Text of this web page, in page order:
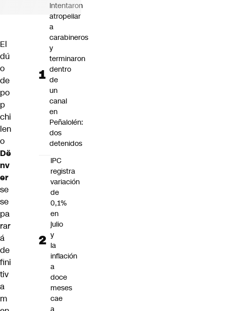
El
dú
o
de
po
p
chi
len
o
Dë
nv
er
se
se
pa
rar
á
de
fini
tiv
a
m
Intentaron
atropellar
a
carabineros
y
terminaron
dentro
de
un
canal
en
Peñalolén:
dos
detenidos
IPC
registra
variación
de
0,1%
en
julio
y
la
inflación
a
doce
meses
cae
a